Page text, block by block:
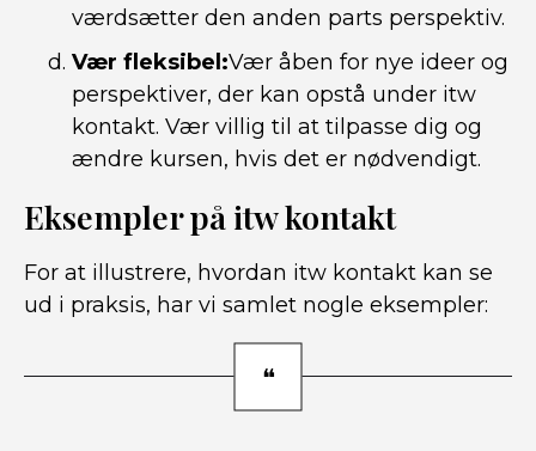
værdsætter den anden parts perspektiv.
Vær fleksibel:Vær åben for nye ideer og
perspektiver, der kan opstå under itw
kontakt. Vær villig til at tilpasse dig og
ændre kursen, hvis det er nødvendigt.
Eksempler på itw kontakt
For at illustrere, hvordan itw kontakt kan se
ud i praksis, har vi samlet nogle eksempler: